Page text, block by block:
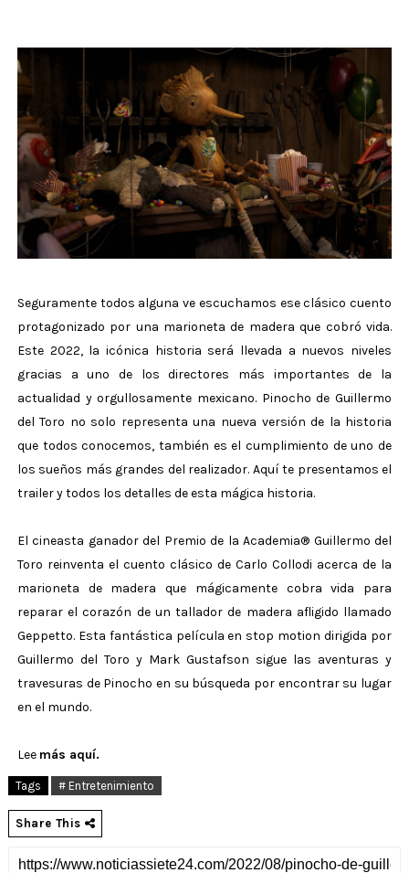
Seguramente todos alguna ve escuchamos ese clásico cuento
protagonizado por una marioneta de madera que cobró vida.
Este 2022, la icónica historia será llevada a nuevos niveles
gracias a uno de los directores más importantes de la
actualidad y orgullosamente mexicano. Pinocho de Guillermo
del Toro no solo representa una nueva versión de la historia
que todos conocemos, también es el cumplimiento de uno de
los sueños más grandes del realizador. Aquí te presentamos el
trailer y todos los detalles de esta mágica historia.
El cineasta ganador del Premio de la Academia® Guillermo del
Toro reinventa el cuento clásico de Carlo Collodi acerca de la
marioneta de madera que mágicamente cobra vida para
reparar el corazón de un tallador de madera afligido llamado
Geppetto. Esta fantástica película en stop motion dirigida por
Guillermo del Toro y Mark Gustafson sigue las aventuras y
travesuras de Pinocho en su búsqueda por encontrar su lugar
en el mundo.
Lee más aquí.
Tags # Entretenimiento
Share This